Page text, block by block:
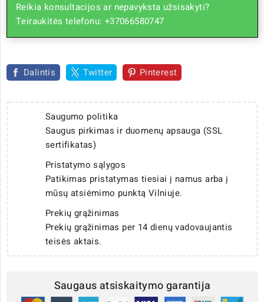
Reikia konsultacijos ar nepavyksta užsisakyti?
Teiraukitės telefonu: +37066580747
Dalintis Twitter Pinterest
Saugumo politika
Saugus pirkimas ir duomenų apsauga (SSL
sertifikatas)
Pristatymo sąlygos
Patikimas pristatymas tiesiai į namus arba į
mūsų atsiėmimo punktą Vilniuje.
Prekių grąžinimas
Prekių grąžinimas per 14 dienų vadovaujantis
teisės aktais.
Saugaus atsiskaitymo garantija